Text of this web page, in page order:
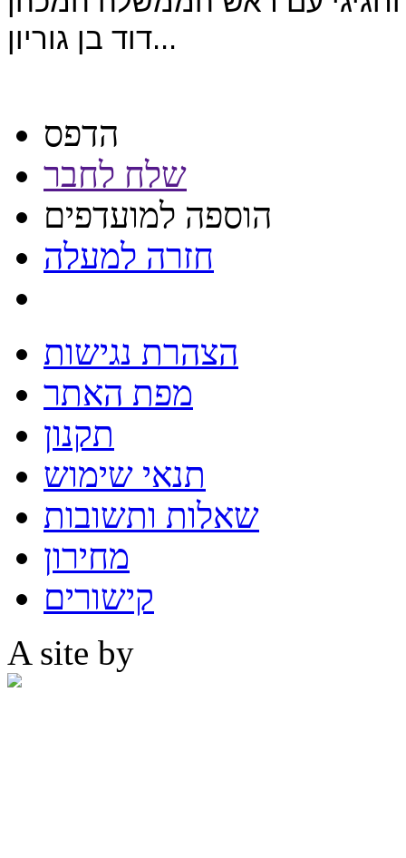
דוד בן גוריון...
הדפס
שלח לחבר
הוספה למועדפים
חזרה למעלה
הצהרת נגישות
מפת האתר
תקנון
תנאי שימוש
שאלות ותשובות
מחירון
קישורים
A site by